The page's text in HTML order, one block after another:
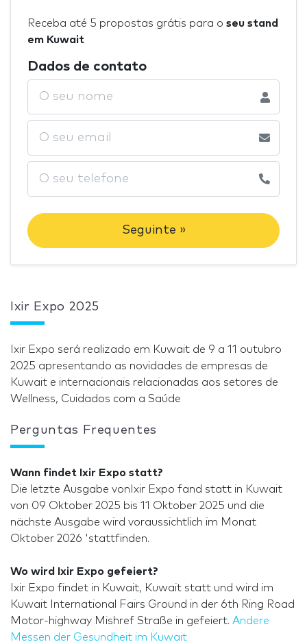
Receba até 5 propostas grátis para o seu stand
em Kuwait
Dados de contato
Seguinte »
Ixir Expo 2025
Ixir Expo será realizado em Kuwait de 9 a 11 outubro
2025 apresentando as novidades de empresas de
Kuwait e internacionais relacionadas aos setores de
Wellness, Cuidados com a Saúde
Perguntas Frequentes
Wann findet Ixir Expo statt?
Die letzte Ausgabe vonIxir Expo fand statt in Kuwait
von 09 Oktober 2025 bis 11 Oktober 2025 und die
nächste Ausgabe wird voraussichtlich im Monat
Oktober 2026 'stattfinden.
Wo wird Ixir Expo gefeiert?
Ixir Expo findet in Kuwait, Kuwait statt und wird im
Kuwait International Fairs Ground in der 6th Ring Road
Motor-highway Mishref Straße in gefeiert. Andere
Messen der Gesundheit im Kuwait